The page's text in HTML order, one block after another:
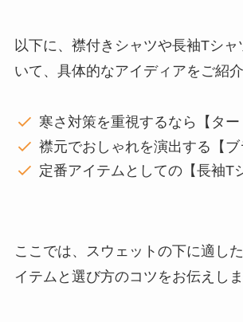
以下に、襟付きシャツや長袖Tシ
いて、具体的なアイディアをご紹介
寒さ対策を重視するなら【ター
襟元でおしゃれを演出する【ブ
定番アイテムとしての【長袖T
ここでは、スウェットの下に適し
イテムと選び方のコツをお伝えしま